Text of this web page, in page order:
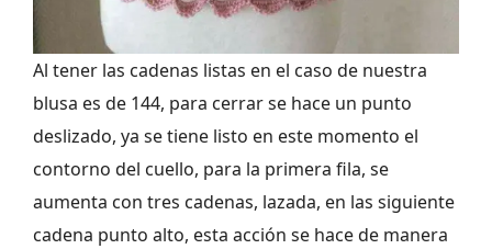
Al tener las cadenas listas en el caso de nuestra
blusa es de 144, para cerrar se hace un punto
deslizado, ya se tiene listo en este momento el
contorno del cuello, para la primera fila, se
aumenta con tres cadenas, lazada, en las siguiente
cadena punto alto, esta acción se hace de manera